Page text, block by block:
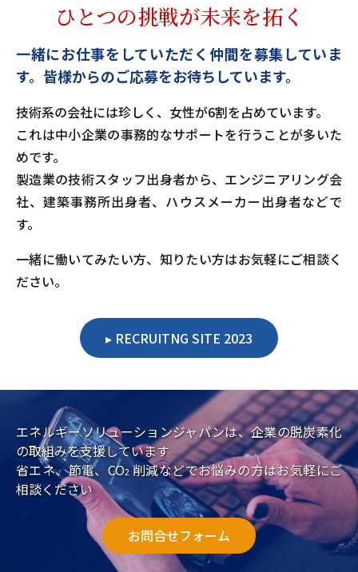
ひとつの挑戦が未来を拓く
一緒にお仕事をしていただく仲間を募集していま
す。 皆様からのご応募をお待ちしています。
技術系の会社には珍しく、女性が6割を占めています。
これは中小企業の事務的なサポートを行うことが多いた
めです。
製造業の技術スタッフ出身者から、エンジニアリング会
社、建築事務所出身者、ハウスメーカー出身者などで
す。
一緒に働いてみたい方、知りたい方はお気軽にご相談く
ださい。
RECRUITNG SITE 2023
エネルギーソリューションジャパンは、企業の脱炭素化
の取組みを支援しています
省エネ、節電、CO2 削減などでお悩みの方はお気軽にご
相談ください
お問合せフォーム